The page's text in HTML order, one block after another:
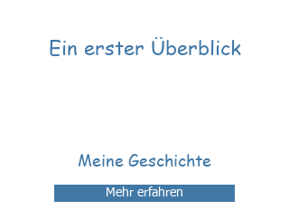
Ein erster Überblick
Meine Geschichte
Mehr erfahren